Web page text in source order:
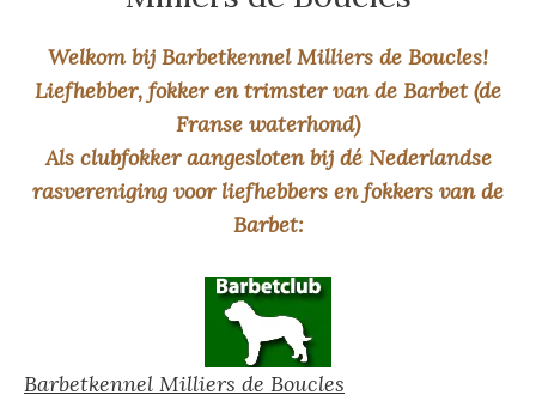
Welkom bij Barbetkennel Milliers de Boucles!
Liefhebber, fokker en trimster van de Barbet (de
Franse waterhond)
Als clubfokker aangesloten bij dé Nederlandse
rasvereniging voor liefhebbers en fokkers van de
Barbet:
Barbetkennel Milliers de Boucles